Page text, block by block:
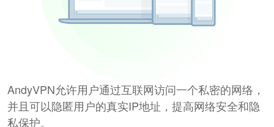
AndyVPN允许用户通过互联网访问一个私密的网络，
并且可以隐匿用户的真实IP地址，提高网络安全和隐
私保护。